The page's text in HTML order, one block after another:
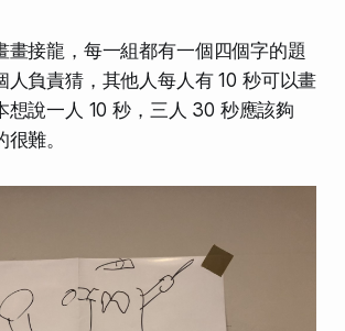
畫接龍，每一組都有一個四個字的題
人負責猜，其他人每人有 10 秒可以畫
想說一人 10 秒，三人 30 秒應該夠
難。